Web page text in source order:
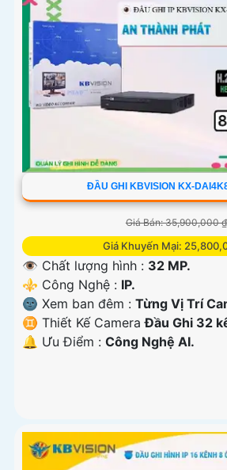
ĐẦU GHI KBVISION KX-
Giá Bán: 35,900,000 ₫
Giá Khuyến Mại:
👁 Chất lượng hình : 32 MP.
⚜️ Công Nghệ : IP.
🌚 Xem ban đêm : Từng Vị Trí
♊ Thiết Kế CameraĐầu Ghi 32
️🔔 Ưu Điểm : Công Nghệ AI.